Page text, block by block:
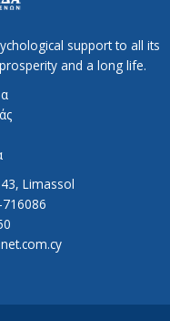
support to all its
and a long life.
Limassol